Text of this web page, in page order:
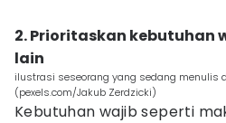
2. Prioritaskan kebutuhan
lain
ilustrasi seseorang yang sedang menulis
(pexels.com/Jakub Zerdzicki)
Kebutuhan wajib seperti